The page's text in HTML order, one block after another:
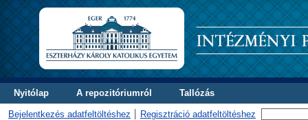
Nyitólap A repozitóriumról Tallózás
Bejelentkezés adatfeltöltéshez Regisztráció adatfeltöltéshez